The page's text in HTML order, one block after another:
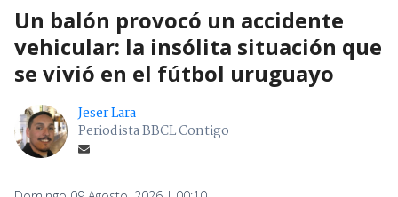
Un balón provocó un accidente
vehicular: la insólita situación que
se vivió en el fútbol uruguayo
Jeser Lara
Periodista BBCL Contigo